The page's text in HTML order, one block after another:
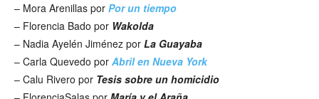
– Mora Arenillas por Por un tiempo
– Florencia Bado por Wakolda
– Nadia Ayelén Jiménez por La Guayaba
– Carla Quevedo por Abril en Nueva York
– Calu Rivero por Tesis sobre un homicidio